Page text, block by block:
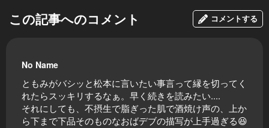
この記事へのコメント コメントする
No Name
ともみがバシッと松本に言いたい事言って縁を切ってく
れたらスッキリするなぁ。早く続きを読みたい....
それにしても、不摂生で脂ぎった肌で酒焼け声の、上か
ら下まで下品そのものなおばデブの描写が上手過ぎる😆